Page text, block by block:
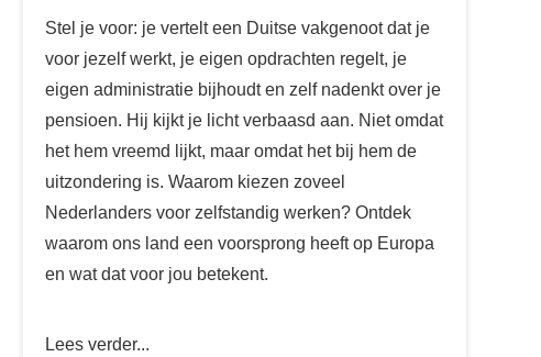
Stel je voor: je vertelt een Duitse vakgenoot dat je
voor jezelf werkt, je eigen opdrachten regelt, je
eigen administratie bijhoudt en zelf nadenkt over je
pensioen. Hij kijkt je licht verbaasd aan. Niet omdat
het hem vreemd lijkt, maar omdat het bij hem de
uitzondering is. Waarom kiezen zoveel
Nederlanders voor zelfstandig werken? Ontdek
waarom ons land een voorsprong heeft op Europa
en wat dat voor jou betekent.
Lees verder...